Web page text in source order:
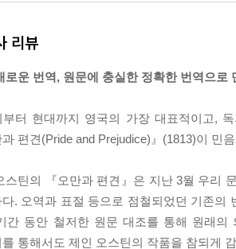
리뷰
로운 번역, 원문에 충실한 정확한 번역으로
부터 현대까지 영국의 가장 대표적이고,
과 편견(Pride and Prejudice)』(1813)이
스틴의 『오만과 편견』은 지난 3월 우리
다. 오역과 표절 등으로 점철되었던 기존의
간 동안 철저한 원문 대조를 통해 원래의
를 통해서도 제인 오스틴의 작품을 참되게